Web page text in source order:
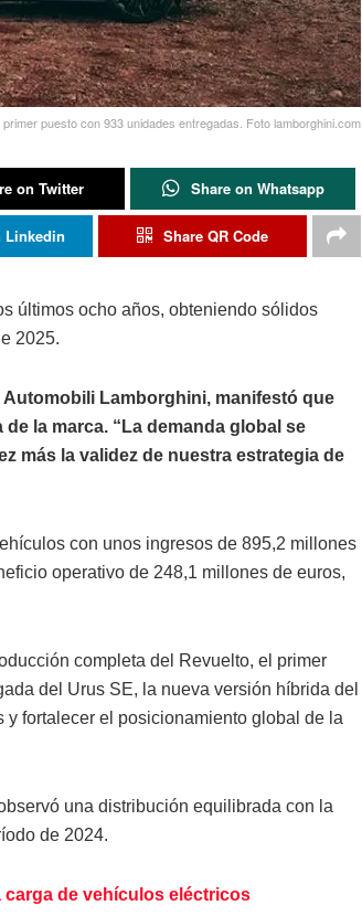
puesto con 933 unidades entregadas. Foto lamborghini.com
on Twitter Share on Whatsapp
Linkedin Share QR Code
últimos ocho años, obteniendo sólidos
2025.
Lamborghini, manifestó que
la marca. “La demanda global se
más la validez de nuestra estrategia de
con unos ingresos de 895,2 millones
operativo de 248,1 millones de euros,
completa del Revuelto, el primer
del Urus SE, la nueva versión híbrida del
fortalecer el posicionamiento global de la
una distribución equilibrada con la
de 2024.
carga de vehículos eléctricos